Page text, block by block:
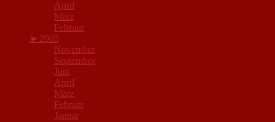
April
März
Februar
► 2005
November
September
Juni
April
März
Februar
Januar